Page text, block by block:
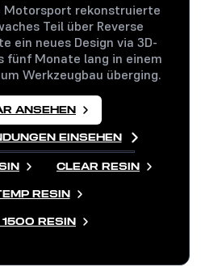
Motorsport rekonstruierte
Teil über Reverse
ein neues Design via 3D-
fünf Monate lang in einem
Werkzeugbau überging.
ANSEHEN
EINSEHEN
CLEAR RESIN
RESIN
1500 RESIN